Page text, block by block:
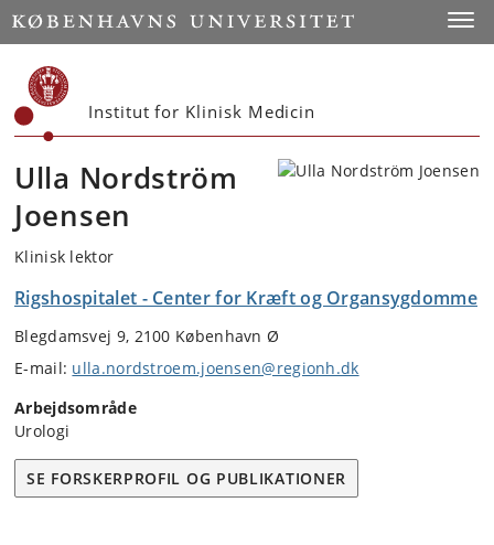
Start
Institut for Klinisk Medicin
Ulla Nordström
Joensen
Klinisk lektor
Rigshospitalet - Center for Kræft og Organsygdomme
Blegdamsvej 9, 2100 København Ø
E-mail: ulla.nordstroem.joensen@regionh.dk
Arbejdsområde
Urologi
SE FORSKERPROFIL OG PUBLIKATIONER